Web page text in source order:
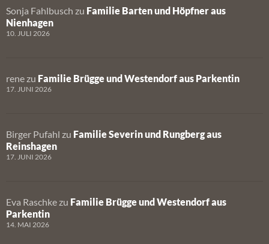
Sonja Fahlbusch zu Familie Barten und Höpfner aus
Nienhagen
10. JULI 2026
rene zu Familie Brügge und Westendorf aus Parkentin
17. JUNI 2026
Birger Pufahl zu Familie Severin und Rungberg aus
Reinshagen
17. JUNI 2026
Eva Raschke zu Familie Brügge und Westendorf aus
Parkentin
14. MAI 2026